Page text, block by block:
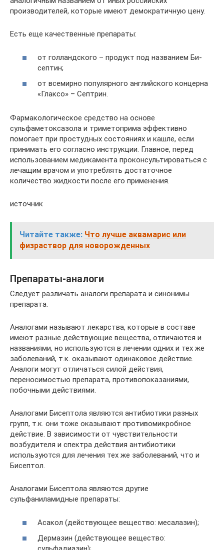
производителей, которые имеют демократичную цену.
Есть еще качественные препараты:
от голландского – продукт под названием Би-
септин;
от всемирно популярного английского концерна
«Глаксо» – Септрин.
Фармакологическое средство на основе
сульфаметоксазола и триметоприма эффективно
помогает при простудных состояниях и кашле, если
принимать его согласно инструкции. Главное, перед
использованием медикамента проконсультироваться с
лечащим врачом и употреблять достаточное
количество жидкости после его применения.
источник
Читайте также: Что лучше аквамарис или
физраствор для новорожденных
Препараты-аналоги
Следует различать аналоги препарата и синонимы
препарата.
Аналогами называют лекарства, которые в составе
имеют разные действующие вещества, отличаются и
названиями, но используются в лечении одних и тех же
заболеваний, т.к. оказывают одинаковое действие.
Аналоги могут отличаться силой действия,
переносимостью препарата, противопоказаниями,
побочными действиями.
Аналогами Бисептола являются антибиотики разных
групп, т.к. они тоже оказывают противомикробное
действие. В зависимости от чувствительности
возбудителя и спектра действия антибиотики
используются для лечения тех же заболеваний, что и
Бисептол.
Аналогами Бисептола являются другие
сульфаниламидные препараты:
Асакол (действующее вещество: месалазин);
Дермазин (действующее вещество: